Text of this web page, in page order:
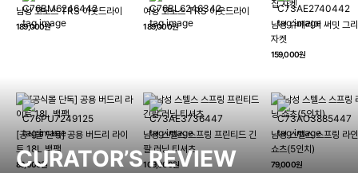
남성 코노스 TRS 아웃드라이
189,000원
여성 코노스 TRS 아웃드라이
189,000원
남성 슈페리어 써밋 그
자켓
159,000원
[공식몰 단독] 공용 버드리 라이
트 18L 백팩
89,000원
남성 스텔스 스프링 프린티드 긴
팔 러닝 티셔츠
109,000원
남성 스텔스 스프링 라
쇼츠(5인치)
79,000원
CURATOR’S REVIEW